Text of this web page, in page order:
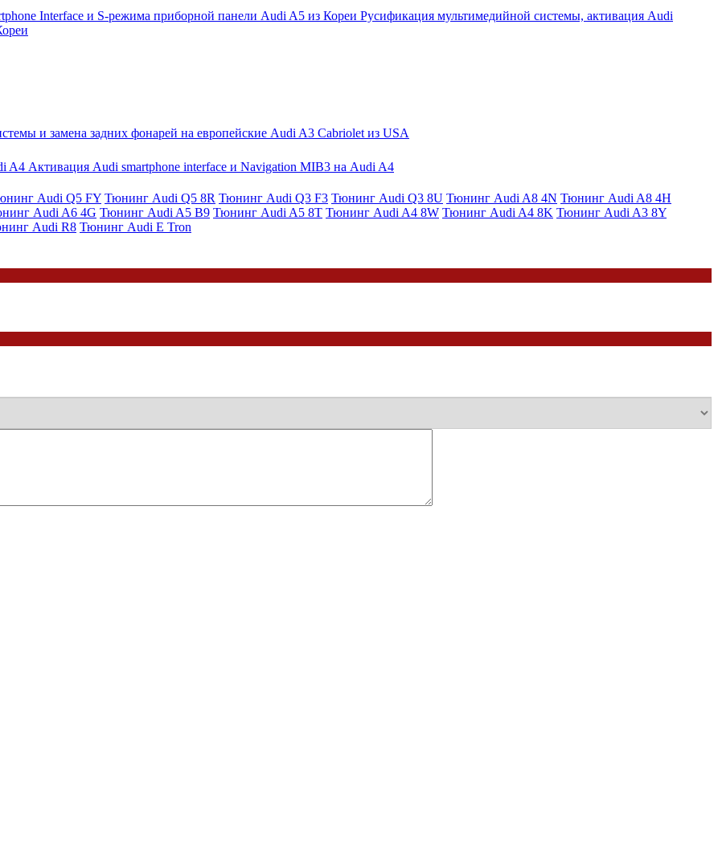
Русификация мультимедийной системы, активация Audi
и замена задних фонарей на европейские Audi A3 Cabriolet из USA
Активация Audi smartphone interface и Navigation MIB3 на Audi A4
Audi Q5 FY Тюнинг Audi Q5 8R Тюнинг Audi Q3 F3 Тюнинг Audi Q3 8U Тюнинг Audi A8 4N Тюнинг Audi A8 4H
Audi A6 4G Тюнинг Audi A5 B9 Тюнинг Audi A5 8T Тюнинг Audi A4 8W Тюнинг Audi A4 8K Тюнинг Audi A3 8Y
Audi R8 Тюнинг Audi E Tron